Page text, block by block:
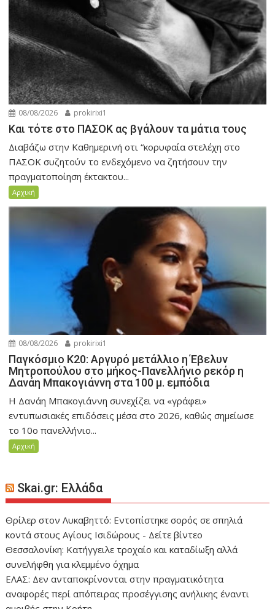
08/08/2026 prokirixi1
Και τότε στο ΠΑΣΟΚ ας βγάλουν τα μάτια τους
Διαβάζω στην Καθημερινή οτι “κορυφαία στελέχη στο
ΠΑΣΟΚ συζητούν το ενδεχόμενο να ζητήσουν την
πραγματοποίηση έκτακτου...
Αρχική
08/08/2026 prokirixi1
Παγκόσμιο Κ20: Αργυρό μετάλλιο η Έβελυν
Μητροπούλου στο μήκος-Πανελλήνιο ρεκόρ η
Δανάη Μπακογιάννη στα 100 μ. εμπόδια
Η Δανάη Μπακογιάννη συνεχίζει να «γράφει»
εντυπωσιακές επιδόσεις μέσα στο 2026, καθώς σημείωσε
το 10ο πανελλήνιο...
Αρχική
Skai.gr: Ελλάδα
Θρίλερ στον Λυκαβηττό: Εντοπίστηκε σορός σε σπηλιά
κοντά στους Αγίους Ισιδώρους - Δείτε βίντεο
Θεσσαλονίκη: Κατήγγειλε τροχαίο και καταδίωξη αλλά
συνελήφθη για κλεμμένο όχημα
ΕΛΑΣ: Δεν ανταποκρίνονται στην πραγματικότητα
αναφορές περί απόπειρας προσέγγισης ανήλικης έναντι